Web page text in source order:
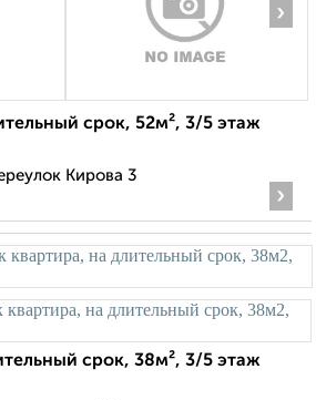
›
срок, 52м², 3/5 этаж
Кирова 3
›
срок, 38м², 3/5 этаж